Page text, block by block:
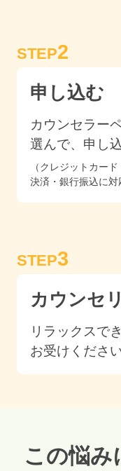
STEP2
申し込む
カウンセラー
選んで、申し
（クレジットカー
決済・銀行振込に対
STEP3
カウンセ
リラックスで
お受けください
この悩み